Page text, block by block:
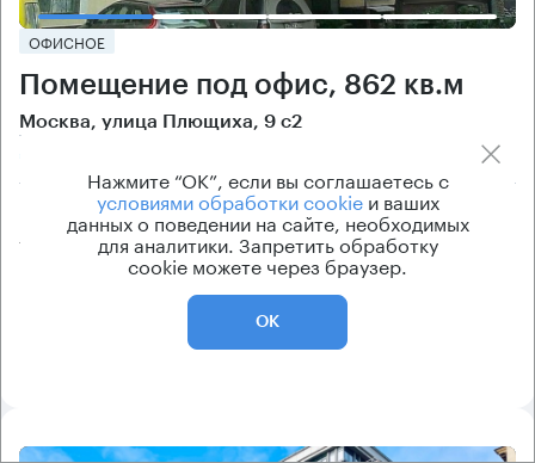
ОФИСНОЕ
Помещение под офис, 862 кв.м
Москва, улица Плющиха, 9 с2
440 800 ₽/кв.м
Cтоимость
380 000 600 ₽
рейтинг здания
Нажмите “ОК”, если вы соглашаетесь с
условиями обработки cookieи ваших
данных о поведении на сайте, необходимых
для аналитики. Запретить обработку
cookie можете через браузер.
ОК